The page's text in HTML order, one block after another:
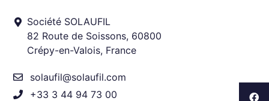
Société SOLAUFIL
82 Route de Soissons, 60800
Crépy-en-Valois, France
solaufil@solaufil.com
+33 3 44 94 73 00